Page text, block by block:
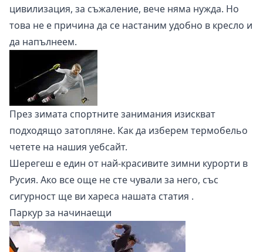
цивилизация, за съжаление, вече няма нужда. Но
това не е причина да се настаним удобно в кресло и
да напълнеем.
През зимата спортните занимания изискват
подходящо затопляне. Как да изберем термобельо
четете на нашия уебсайт.
Шерегеш е един от най-красивите зимни курорти в
Русия. Ако все още не сте чували за него, със
сигурност ще ви хареса нашата статия .
Паркур за начинаещи